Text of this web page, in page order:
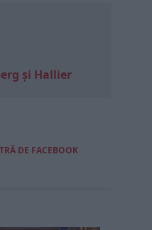
și Hallier
DE FACEBOOK